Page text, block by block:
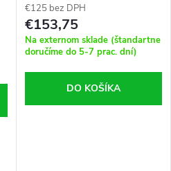
€125 bez DPH
€153,75
Na externom sklade (štandartne
doručíme do 5-7 prac. dní)
DO KOŠÍKA